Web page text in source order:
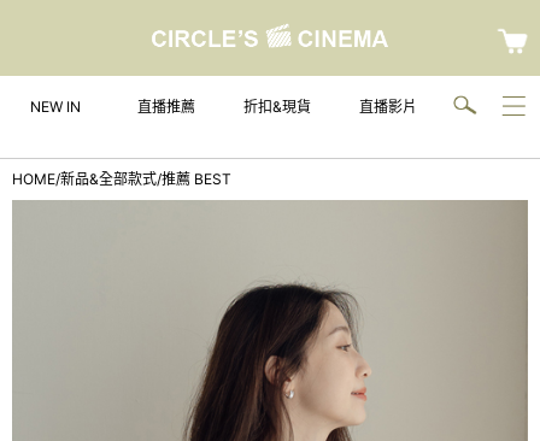
NEW IN 直播推薦 折扣&現貨 直播影片
HOME/新品&全部款式/推薦 BEST